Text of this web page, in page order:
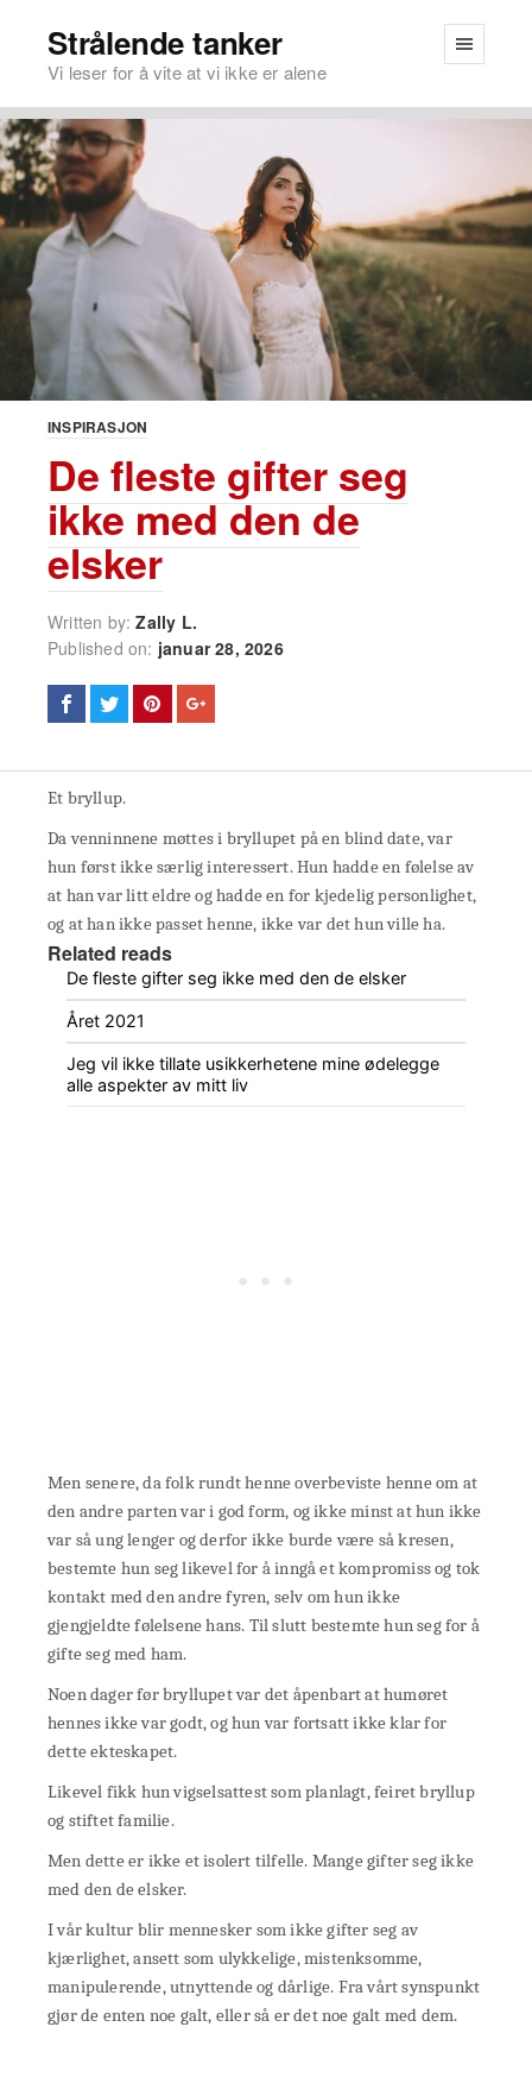
Strålende tanker
Vi leser for å vite at vi ikke er alene
INSPIRASJON
De fleste gifter seg
ikke med den de
elsker
Written by:Zally L.
Published on: januar 28, 2026
Et bryllup.
Da venninnene møttes i bryllupet på en blind date, var
hun først ikke særlig interessert. Hun hadde en følelse av
at han var litt eldre og hadde en for kjedelig personlighet,
og at han ikke passet henne, ikke var det hun ville ha.
Related reads
De fleste gifter seg ikke med den de elsker
Året 2021
Jeg vil ikke tillate usikkerhetene mine ødelegge
alle aspekter av mitt liv
Men senere, da folk rundt henne overbeviste henne om at
den andre parten var i god form, og ikke minst at hun ikke
var så ung lenger og derfor ikke burde være så kresen,
bestemte hun seg likevel for å inngå et kompromiss og tok
kontakt med den andre fyren, selv om hun ikke
gjengjeldte følelsene hans. Til slutt bestemte hun seg for å
gifte seg med ham.
Noen dager før bryllupet var det åpenbart at humøret
hennes ikke var godt, og hun var fortsatt ikke klar for
dette ekteskapet.
Likevel fikk hun vigselsattest som planlagt, feiret bryllup
og stiftet familie.
Men dette er ikke et isolert tilfelle. Mange gifter seg ikke
med den de elsker.
I vår kultur blir mennesker som ikke gifter seg av
kjærlighet, ansett som ulykkelige, mistenksomme,
manipulerende, utnyttende og dårlige. Fra vårt synspunkt
gjør de enten noe galt, eller så er det noe galt med dem.